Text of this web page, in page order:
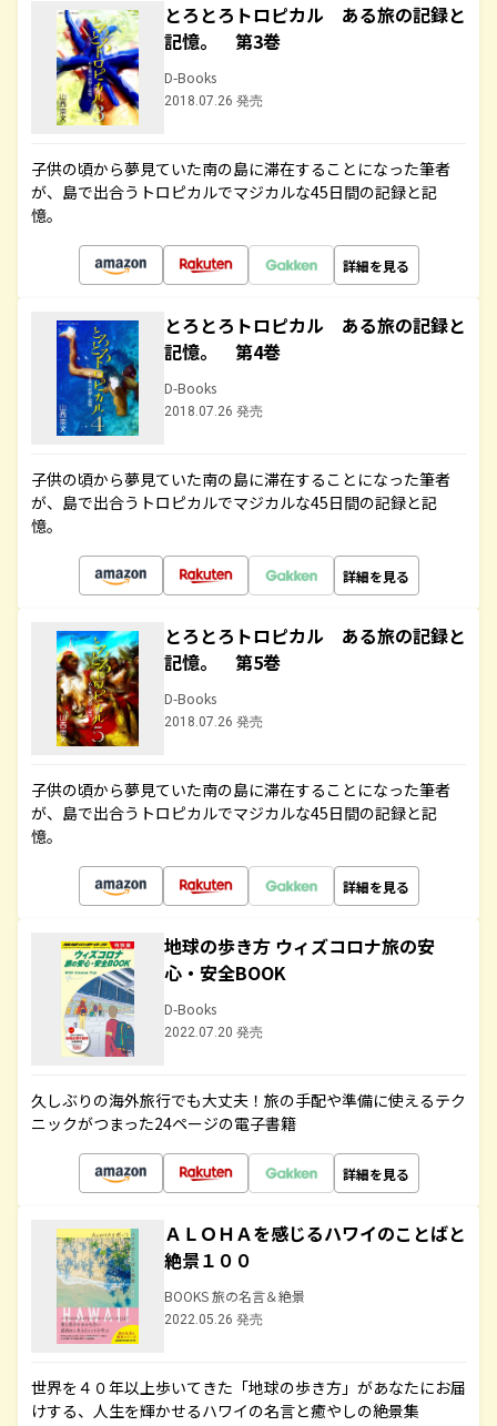
とろとろトロピカル ある旅の記録と
記憶。 第3巻
D-Books
2018.07.26 発売
子供の頃から夢見ていた南の島に滞在することになった筆者
が、島で出合うトロピカルでマジカルな45日間の記録と記
憶。
詳細を見る
とろとろトロピカル ある旅の記録と
記憶。 第4巻
D-Books
2018.07.26 発売
子供の頃から夢見ていた南の島に滞在することになった筆者
が、島で出合うトロピカルでマジカルな45日間の記録と記
憶。
詳細を見る
とろとろトロピカル ある旅の記録と
記憶。 第5巻
D-Books
2018.07.26 発売
子供の頃から夢見ていた南の島に滞在することになった筆者
が、島で出合うトロピカルでマジカルな45日間の記録と記
憶。
詳細を見る
地球の歩き方 ウィズコロナ旅の安
心・安全BOOK
D-Books
2022.07.20 発売
久しぶりの海外旅行でも大丈夫！旅の手配や準備に使えるテク
ニックがつまった24ページの電子書籍
詳細を見る
ＡＬＯＨＡを感じるハワイのことばと
絶景１００
BOOKS 旅の名言＆絶景
2022.05.26 発売
世界を４０年以上歩いてきた「地球の歩き方」があなたにお届
けする、人生を輝かせるハワイの名言と癒やしの絶景集